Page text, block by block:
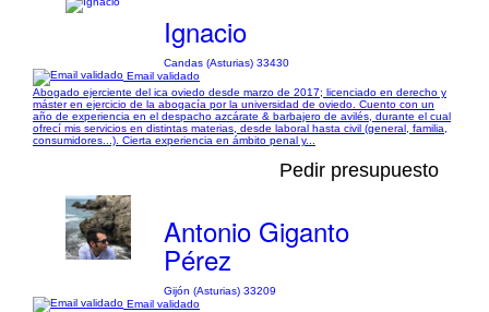
Ignacio
Candas (Asturias) 33430
Email validado
Abogado ejerciente del ica oviedo desde marzo de 2017; licenciado en derecho y
máster en ejercicio de la abogacía por la universidad de oviedo. Cuento con un
año de experiencia en el despacho azcárate & barbajero de avilés, durante el cual
ofrecí mis servicios en distintas materias, desde laboral hasta civil (general, familia,
consumidores...). Cierta experiencia en ámbito penal y...
Pedir presupuesto
Antonio Giganto
Pérez
Gijón (Asturias) 33209
Email validado